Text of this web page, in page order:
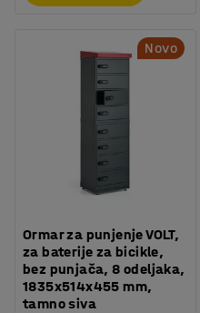
Novo
Ormar za punjenje VOLT,
za baterije za bicikle,
bez punjača, 8 odeljaka,
1835x514x455 mm,
tamno siva